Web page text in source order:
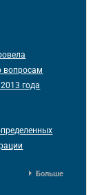
вопросам
года
Больше